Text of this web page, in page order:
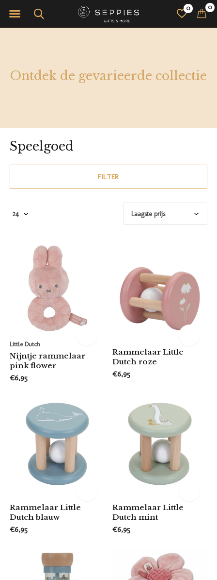
0 0
Ontdek de gevarieerde collectie
Speelgoed
FILTER
Little Dutch
Nijntje rammelaar
pink flower
€6,95
Rammelaar Little
Dutch roze
€6,95
Rammelaar Little
Dutch blauw
€6,95
Rammelaar Little
Dutch mint
€6,95